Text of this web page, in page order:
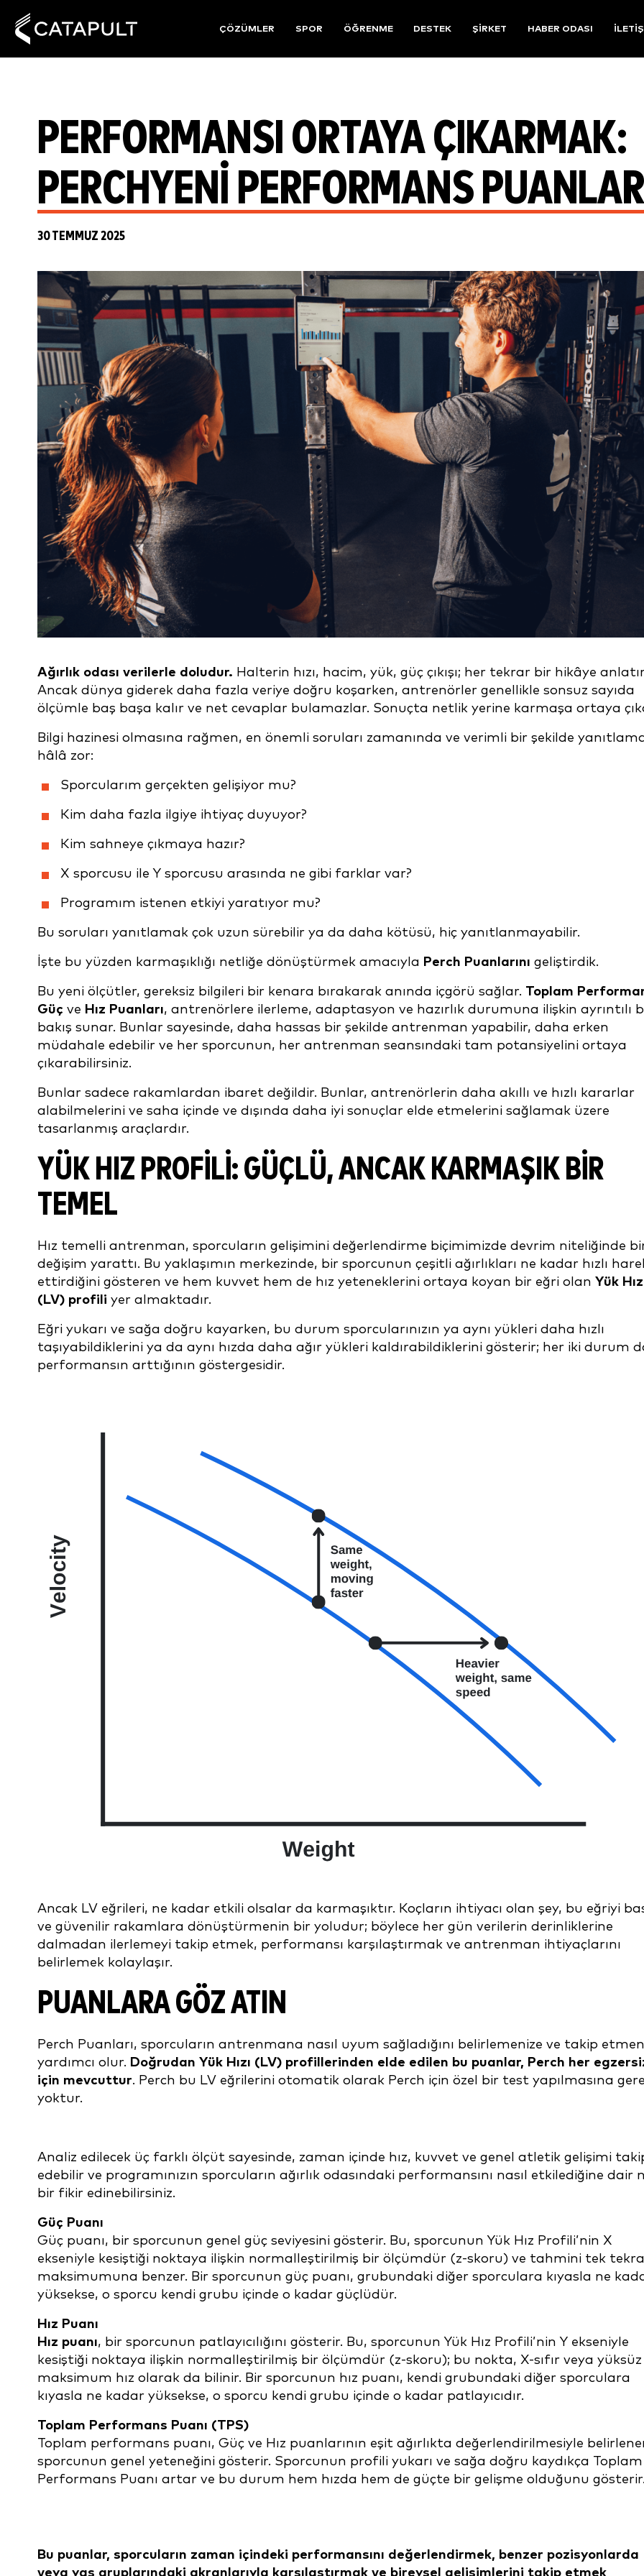
ÇÖZÜMLER SPOR ÖĞRENME DESTEK ŞIRKET HABER ODASI
PERFORMANSI ORTAYA ÇIKARMAK:
PERCHYENI PERFORMANS
30 TEMMUZ 2025
Ağırlık odası verilerle doludur. Halterin hızı, hacim, yük, güç çıkışı; her tekrar bir hikâye
Ancak dünya giderek daha fazla veriye doğru koşarken, antrenörler genellikle sonsuz sayıda
ölçümle baş başa kalır ve net cevaplar bulamazlar. Sonuçta netlik yerine karmaşa ortaya
Bilgi hazinesi olmasına rağmen, en önemli soruları zamanında ve verimli bir şekilde
hâlâ zor:
Sporcularım gerçekten gelişiyor mu?
Kim daha fazla ilgiye ihtiyaç duyuyor?
Kim sahneye çıkmaya hazır?
X sporcusu ile Y sporcusu arasında ne gibi farklar var?
Programım istenen etkiyi yaratıyor mu?
Bu soruları yanıtlamak çok uzun sürebilir ya da daha kötüsü, hiç yanıtlanmayabilir.
İşte bu yüzden karmaşıklığı netliğe dönüştürmek amacıyla Perch Puanlarını geliştirdik.
Bu yeni ölçütler, gereksiz bilgileri bir kenara bırakarak anında içgörü sağlar. Toplam
Güç ve Hız Puanları, antrenörlere ilerleme, adaptasyon ve hazırlık durumuna ilişkin ayrıntılı
bakış sunar. Bunlar sayesinde, daha hassas bir şekilde antrenman yapabilir, daha erken
müdahale edebilir ve her sporcunun, her antrenman seansındaki tam potansiyelini ortaya
çıkarabilirsiniz.
Bunlar sadece rakamlardan ibaret değildir. Bunlar, antrenörlerin daha akıllı ve hızlı kararlar
alabilmelerini ve saha içinde ve dışında daha iyi sonuçlar elde etmelerini sağlamak üzere
tasarlanmış araçlardır.
YÜK HIZ PROFILI: GÜÇLÜ, ANCAK KARMAŞIK BIR
TEMEL
Hız temelli antrenman, sporcuların gelişimini değerlendirme biçimimizde devrim niteliğinde
değişim yarattı. Bu yaklaşımın merkezinde, bir sporcunun çeşitli ağırlıkları ne kadar hızlı
ettirdiğini gösteren ve hem kuvvet hem de hız yeteneklerini ortaya koyan bir eğri olan Yük
(LV) profili yer almaktadır.
Eğri yukarı ve sağa doğru kayarken, bu durum sporcularınızın ya aynı yükleri daha hızlı
taşıyabildiklerini ya da aynı hızda daha ağır yükleri kaldırabildiklerini gösterir; her iki durum
performansın arttığının göstergesidir.
Ancak LV eğrileri, ne kadar etkili olsalar da karmaşıktır. Koçların ihtiyacı olan şey, bu eğriyi
ve güvenilir rakamlara dönüştürmenin bir yoludur; böylece her gün verilerin derinliklerine
dalmadan ilerlemeyi takip etmek, performansı karşılaştırmak ve antrenman ihtiyaçlarını
belirlemek kolaylaşır.
PUANLARA GÖZ ATIN
Perch Puanları, sporcuların antrenmana nasıl uyum sağladığını belirlemenize ve takip
yardımcı olur. Doğrudan Yük Hızı (LV) profillerinden elde edilen bu puanlar, Perch her
için mevcuttur. Perch bu LV eğrilerini otomatik olarak Perch için özel bir test yapılmasına
yoktur.
Analiz edilecek üç farklı ölçüt sayesinde, zaman içinde hız, kuvvet ve genel atletik gelişimi
edebilir ve programınızın sporcuların ağırlık odasındaki performansını nasıl etkilediğine dair
bir fikir edinebilirsiniz.
Güç Puanı
Güç puanı, bir sporcunun genel güç seviyesini gösterir. Bu, sporcunun Yük Hız Profili’nin X
ekseniyle kesiştiği noktaya ilişkin normalleştirilmiş bir ölçümdür (z-skoru) ve tahmini tek
maksimumuna benzer. Bir sporcunun güç puanı, grubundaki diğer sporculara kıyasla ne
yüksekse, o sporcu kendi grubu içinde o kadar güçlüdür.
Hız Puanı
Hız puanı, bir sporcunun patlayıcılığını gösterir. Bu, sporcunun Yük Hız Profili’nin Y ekseniyle
kesiştiği noktaya ilişkin normalleştirilmiş bir ölçümdür (z-skoru); bu nokta, X-sıfır veya yüksüz
maksimum hız olarak da bilinir. Bir sporcunun hız puanı, kendi grubundaki diğer sporculara
kıyasla ne kadar yüksekse, o sporcu kendi grubu içinde o kadar patlayıcıdır.
Toplam Performans Puanı (TPS)
Toplam performans puanı, Güç ve Hız puanlarının eşit ağırlıkta değerlendirilmesiyle
sporcunun genel yeteneğini gösterir. Sporcunun profili yukarı ve sağa doğru kaydıkça Toplam
Performans Puanı artar ve bu durum hem hızda hem de güçte bir gelişme olduğunu
Bu puanlar, sporcuların zaman içindeki performansını değerlendirmek, benzer pozisyonlarda
veya yaş gruplarındaki akranlarıyla karşılaştırmak ve bireysel gelişimlerini takip etmek